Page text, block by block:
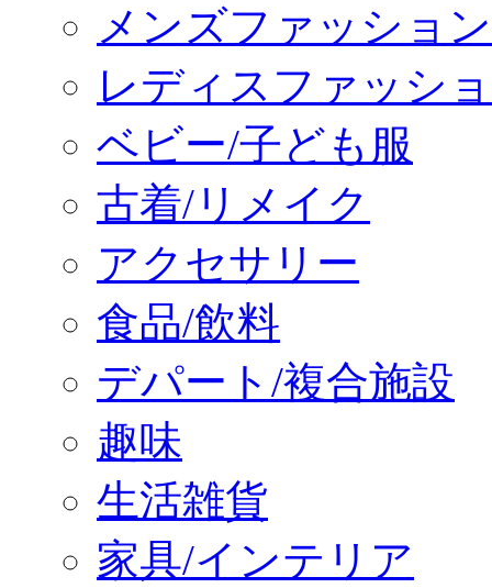
メンズファッション
レディスファッシ
ベビー/子ども服
古着/リメイク
アクセサリー
食品/飲料
デパート/複合施設
趣味
生活雑貨
家具/インテリア